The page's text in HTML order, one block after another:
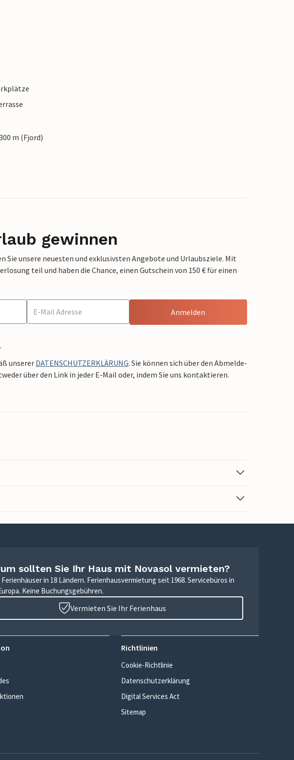
m (Fjord)
gewinnen
Sie unsere neuesten und exklusivsten Angebote und Urlaubsziele. Mit
teil und haben die Chance, einen Gutschein von 150 € für einen
Anmelden
.
unserer DATENSCHUTZERKLÄRUNG. Sie können sich über den Abmelde-
über den Link in jeder E-Mail oder, indem Sie uns kontaktieren.
sollten Sie Ihr Haus mit Novasol vermieten?
Ferienhäuser in 18 Ländern. Ferienhausvermietung seit 1968. Servicebüros in
Keine Buchungsgebühren.
Vermieten Sie Ihr Ferienhaus
Richtlinien
Cookie-Richtlinie
Datenschutzerklärung
Digital Services Act
Sitemap